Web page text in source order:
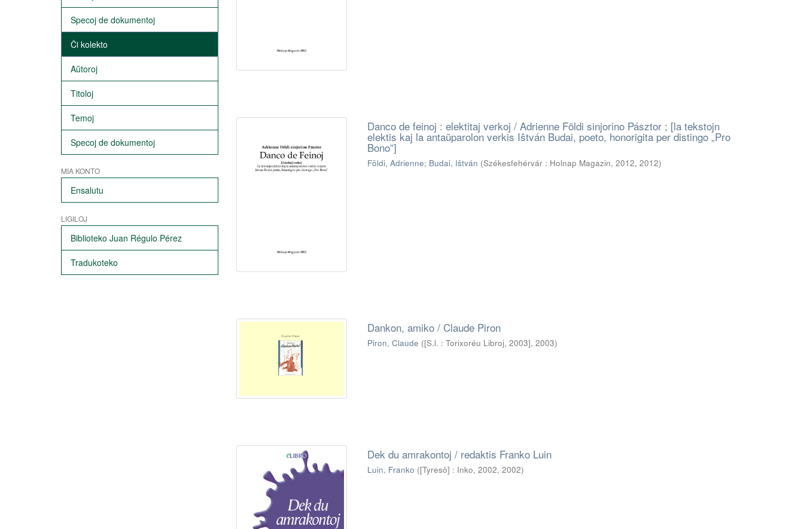
Specoj de dokumentoj
Ĉi kolekto
Aŭtoroj
Titoloj
Temoj
Specoj de dokumentoj
MIA KONTO
Ensalutu
LIGILOJ
Biblioteko Juan Régulo Pérez
Tradukoteko
Danco de feinoj : elektitaj verkoj / Adrienne Földi sinjorino Pásztor ; [la tekstojn
elektis kaj la antaŭparolon verkis Iŝtván Budai, poeto, honorigita per distingo „Pro
Bono”]
Földi, Adrienne; Budai, Iŝtván (Székesfehérvár : Holnap Magazin, 2012, 2012)
Dankon, amiko / Claude Piron
Piron, Claude ([S.l. : Torixoréu Libroj, 2003], 2003)
Dek du amrakontoj / redaktis Franko Luin
Luin, Franko ([Tyresö] : Inko, 2002, 2002)